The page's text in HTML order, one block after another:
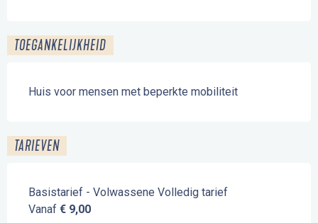
TOEGANKELIJKHEID
Huis voor mensen met beperkte mobiliteit
TARIEVEN
Basistarief - Volwassene Volledig tarief
Vanaf € 9,00